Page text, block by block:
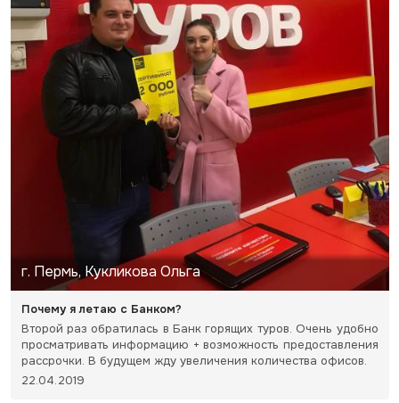
г. Пермь, Кукликова Ольга
Почему я летаю с Банком?
Второй раз обратилась в Банк горящих туров. Очень удобно
просматривать информацию + возможность предоставления
рассрочки. В будущем жду увеличения количества офисов.
22.04.2019